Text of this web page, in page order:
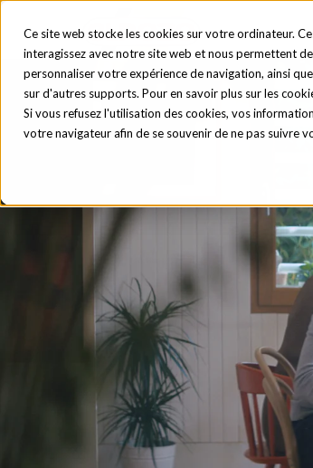
Ce site web stocke les cookies sur votre ordinateur.
interagissez avec notre site web et nous permettent
personnaliser votre expérience de navigation, ainsi
sur d'autres supports. Pour en savoir plus sur les
Si vous refusez l'utilisation des cookies, vos
votre navigateur afin de se souvenir de ne pas suivre